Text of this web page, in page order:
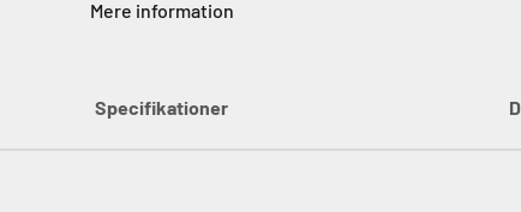
Mere information
Specifikationer